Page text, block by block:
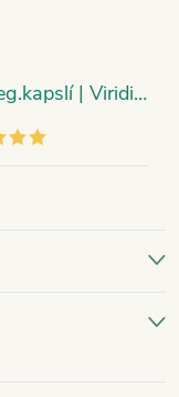
Ostropestřec - Milk Thistle 90 Veg.kapslí | Viridian